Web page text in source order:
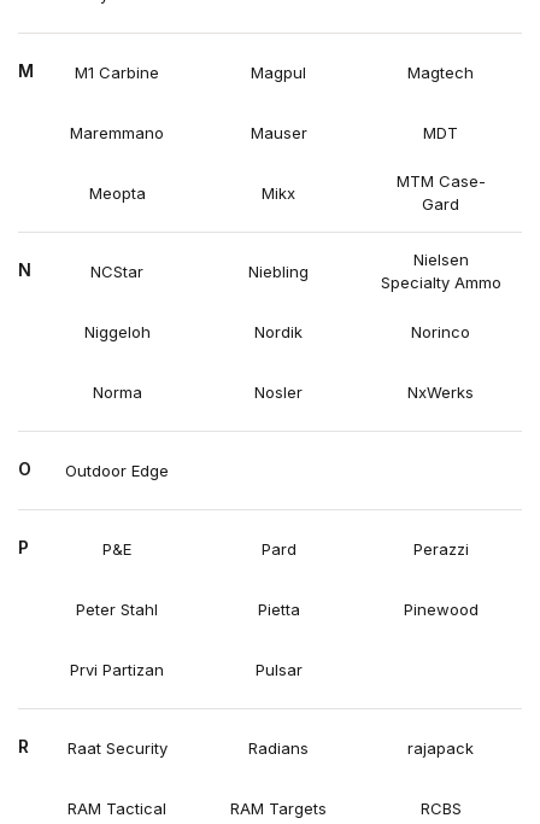
M M1 Carbine Magpul Magtech
Maremmano Mauser MDT
Meopta Mikx
MTM Case-
Gard
N NCStar Niebling
Nielsen
Specialty Ammo
Niggeloh Nordik Norinco
Norma Nosler NxWerks
O Outdoor Edge
P P&E Pard Perazzi
Peter Stahl Pietta Pinewood
Prvi Partizan Pulsar
R Raat Security Radians rajapack
RAM Tactical RAM Targets RCBS